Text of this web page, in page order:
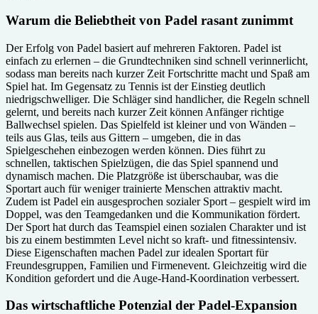
Warum die Beliebtheit von Padel rasant zunimmt
Der Erfolg von Padel basiert auf mehreren Faktoren. Padel ist
einfach zu erlernen – die Grundtechniken sind schnell verinnerlicht,
sodass man bereits nach kurzer Zeit Fortschritte macht und Spaß am
Spiel hat. Im Gegensatz zu Tennis ist der Einstieg deutlich
niedrigschwelliger. Die Schläger sind handlicher, die Regeln schnell
gelernt, und bereits nach kurzer Zeit können Anfänger richtige
Ballwechsel spielen. Das Spielfeld ist kleiner und von Wänden –
teils aus Glas, teils aus Gittern – umgeben, die in das
Spielgeschehen einbezogen werden können. Dies führt zu
schnellen, taktischen Spielzügen, die das Spiel spannend und
dynamisch machen. Die Platzgröße ist überschaubar, was die
Sportart auch für weniger trainierte Menschen attraktiv macht.
Zudem ist Padel ein ausgesprochen sozialer Sport – gespielt wird im
Doppel, was den Teamgedanken und die Kommunikation fördert.
Der Sport hat durch das Teamspiel einen sozialen Charakter und ist
bis zu einem bestimmten Level nicht so kraft- und fitnessintensiv.
Diese Eigenschaften machen Padel zur idealen Sportart für
Freundesgruppen, Familien und Firmenevent. Gleichzeitig wird die
Kondition gefordert und die Auge-Hand-Koordination verbessert.
Das wirtschaftliche Potenzial der Padel-Expansion